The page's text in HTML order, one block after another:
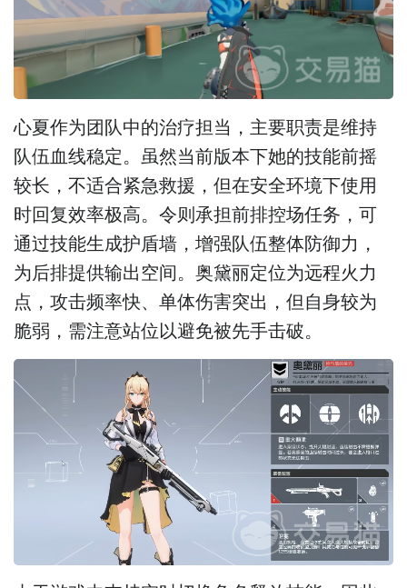
心夏作为团队中的治疗担当，主要职责是维持
队伍血线稳定。虽然当前版本下她的技能前摇
较长，不适合紧急救援，但在安全环境下使用
时回复效率极高。令则承担前排控场任务，可
通过技能生成护盾墙，增强队伍整体防御力，
为后排提供输出空间。奥黛丽定位为远程火力
点，攻击频率快、单体伤害突出，但自身较为
脆弱，需注意站位以避免被先手击破。